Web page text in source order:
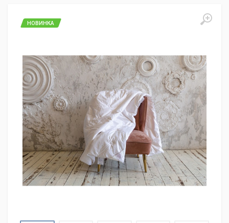
НОВИНКА